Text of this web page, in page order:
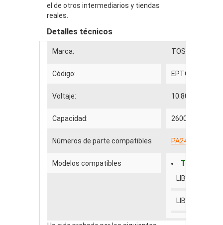
el de otros intermediarios y tiendas
reales.
Detalles técnicos
Marca: TOSHIBA
Código: EPTO009
Voltaje: 10.80 V
Capacidad: 2600.00mAh
Números de parte compatibles PA2452UR
Modelos compatibles
TOSHIBA
LIBRETTO 20
LIBRETTO